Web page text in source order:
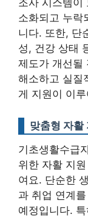
조사 시스템이
소화되고 누락
니다. 또한, 단
성, 건강 상태
제도가 개선될
해소하고 실질
게 지원이 이
맞춤형 자활
기초생활수급
위한 자활 지
여요. 단순한
과 취업 연계
예정입니다.